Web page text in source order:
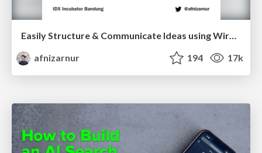
Easily Structure & Communicate Ideas using Wireframe
afnizarnur
194 17k